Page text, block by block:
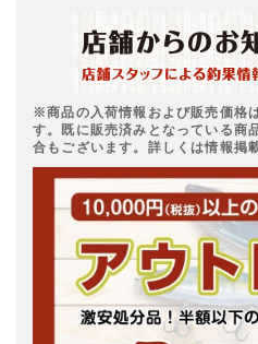
※商品の入荷情報および販売価格
す。既に販売済みとなっている商
合もございます。詳しくは情報掲